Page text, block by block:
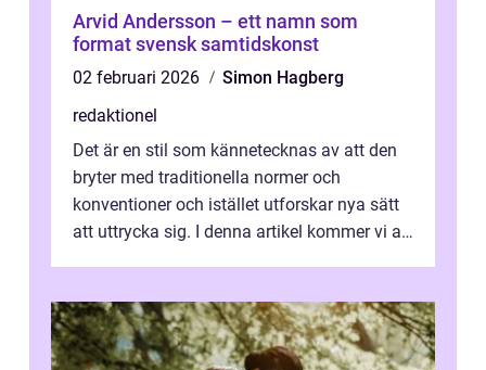
Arvid Andersson – ett namn som
format svensk samtidskonst
02 februari 2026
Simon Hagberg
redaktionel
Det är en stil som kännetecknas av att den
bryter med traditionella normer och
konventioner och istället utforskar nya sätt
att uttrycka sig. I denna artikel kommer vi att